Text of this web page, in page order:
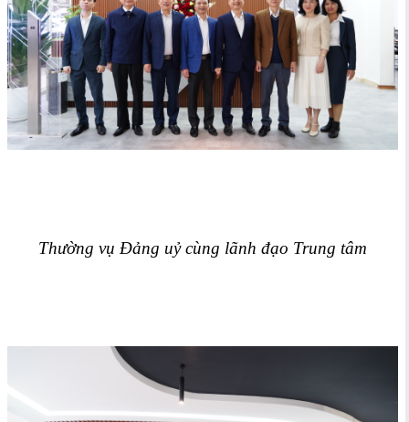
Thường vụ Đảng uỷ cùng lãnh đạo Trung tâm